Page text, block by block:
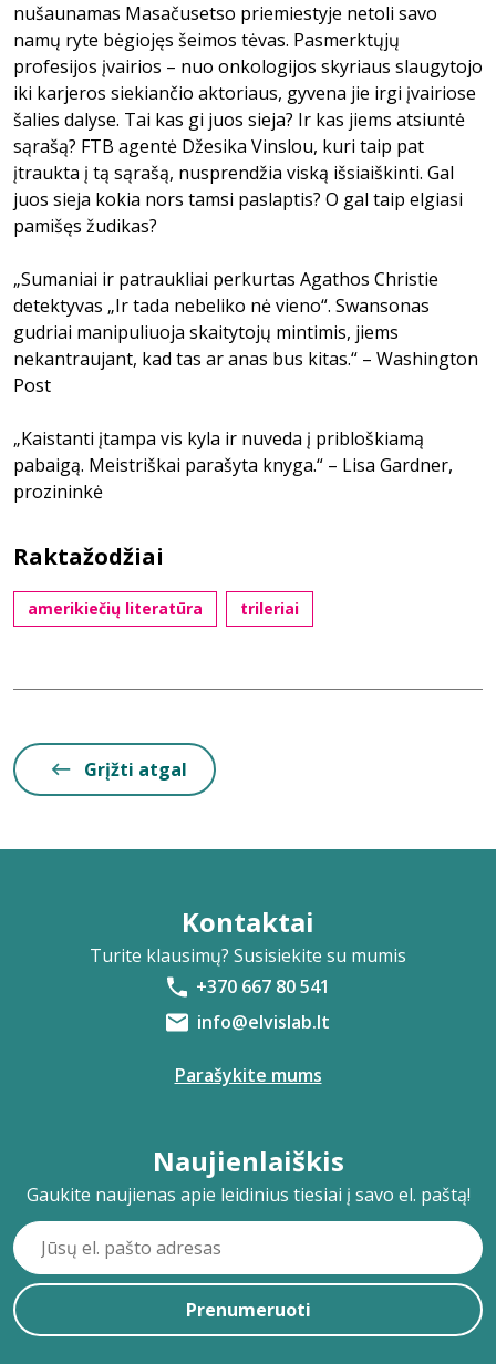
nušaunamas Masačusetso priemiestyje netoli savo
namų ryte bėgiojęs šeimos tėvas. Pasmerktųjų
profesijos įvairios – nuo onkologijos skyriaus slaugytojo
iki karjeros siekiančio aktoriaus, gyvena jie irgi įvairiose
šalies dalyse. Tai kas gi juos sieja? Ir kas jiems atsiuntė
sąrašą? FTB agentė Džesika Vinslou, kuri taip pat
įtraukta į tą sąrašą, nusprendžia viską išsiaiškinti. Gal
juos sieja kokia nors tamsi paslaptis? O gal taip elgiasi
pamišęs žudikas?
„Sumaniai ir patraukliai perkurtas Agathos Christie
detektyvas „Ir tada nebeliko nė vieno“. Swansonas
gudriai manipuliuoja skaitytojų mintimis, jiems
nekantraujant, kad tas ar anas bus kitas.“ – Washington
Post
„Kaistanti įtampa vis kyla ir nuveda į pribloškiamą
pabaigą. Meistriškai parašyta knyga.“ – Lisa Gardner,
prozininkė
Raktažodžiai
amerikiečių literatūra trileriai
Grįžti atgal
Kontaktai
Turite klausimų? Susisiekite su mumis
+370 667 80 541
info@elvislab.lt
Parašykite mums
Naujienlaiškis
Gaukite naujienas apie leidinius tiesiai į savo el. paštą!
Prenumeruoti